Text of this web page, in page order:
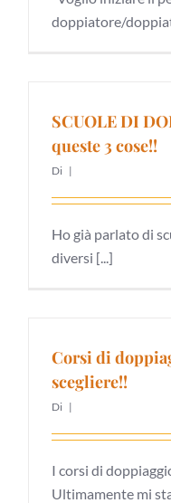
doppiatore/
SCUOLE DI
queste 3 cose!!
Di |
Ho già parlato di
diversi [...]
Corsi di
scegliere!!
Di |
I corsi di
Ultimamente mi